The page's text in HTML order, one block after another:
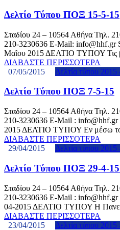
Δελτίο Τύπου ΠΟΞ 15-5-15
Σταδίου 24 – 10564 Αθήνα Τηλ.
210-3230636 E-Mail:
Μαΐου 2015 ΔΕΛΤΙΟ ΤΥΠΟΥ Τις
ΔΙΑΒΑΣΤΕ ΠΕΡΙΣΣΟΤΕΡΑ
07/05/2015
Δελτία τύπου 2015
Δελτίο Τύπου ΠΟΞ 7-5-15
Σταδίου 24 – 10564 Αθήνα Τηλ.
210-3230636 E-Mail :
2015 ΔΕΛΤΙΟ ΤΥΠΟΥ Εν μέσω
ΔΙΑΒΑΣΤΕ ΠΕΡΙΣΣΟΤΕΡΑ
29/04/2015
Δελτία τύπου 2015
Δελτίο Τύπου ΠΟΞ 29-4-
Σταδίου 24 – 10564 Αθήνα Τηλ.
210-3230636 E-Mail :
04-2015 ΔΕΛΤΙΟ ΤΥΠΟΥ Η
ΔΙΑΒΑΣΤΕ ΠΕΡΙΣΣΟΤΕΡΑ
23/04/2015
Δελτία τύπου 2015